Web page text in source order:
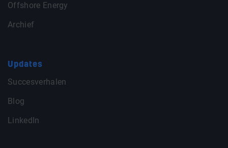
Offshore Energy
Archief
Updates
Succesverhalen
Blog
LinkedIn